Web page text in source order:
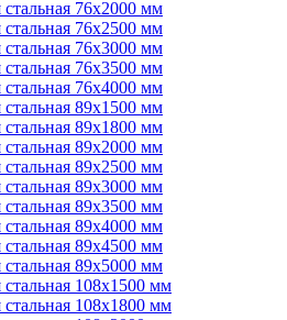
76х2000 мм
76х2500 мм
76х3000 мм
76х3500 мм
76х4000 мм
89х1500 мм
89х1800 мм
89х2000 мм
89х2500 мм
89х3000 мм
89х3500 мм
89х4000 мм
89х4500 мм
89х5000 мм
108х1500 мм
108х1800 мм